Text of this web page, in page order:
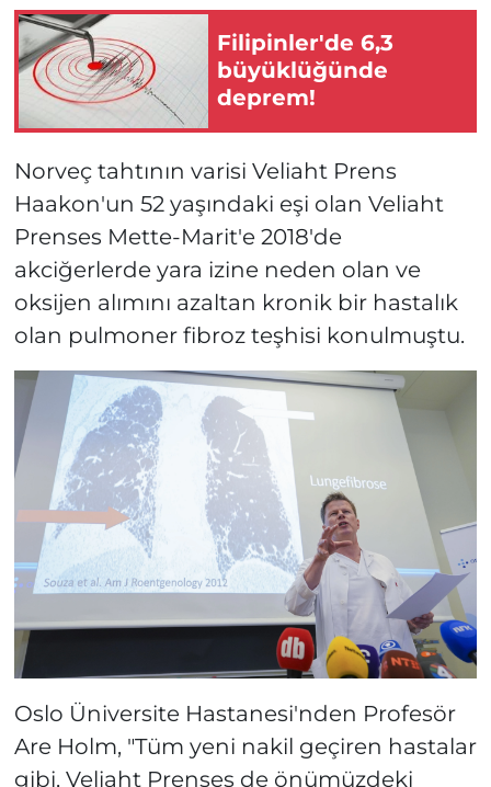
Filipinler'de 6,3
büyüklüğünde
deprem!
Norveç tahtının varisi Veliaht Prens
Haakon'un 52 yaşındaki eşi olan Veliaht
Prenses Mette-Marit'e 2018'de
akciğerlerde yara izine neden olan ve
oksijen alımını azaltan kronik bir hastalık
olan pulmoner fibroz teşhisi konulmuştu.
Oslo Üniversite Hastanesi'nden Profesör
Are Holm, "Tüm yeni nakil geçiren hastalar
gibi, Veliaht Prenses de önümüzdeki